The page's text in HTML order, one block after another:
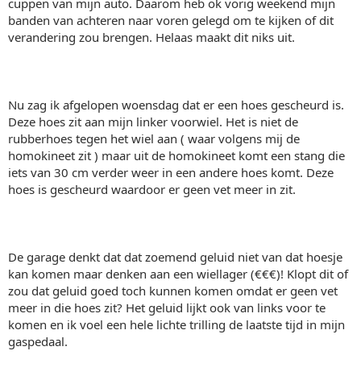
banden van achteren naar voren gelegd om te kijken of dit
verandering zou brengen. Helaas maakt dit niks uit.
Nu zag ik afgelopen woensdag dat er een hoes gescheurd is.
Deze hoes zit aan mijn linker voorwiel. Het is niet de
rubberhoes tegen het wiel aan ( waar volgens mij de
homokineet zit ) maar uit de homokineet komt een stang die
iets van 30 cm verder weer in een andere hoes komt. Deze
hoes is gescheurd waardoor er geen vet meer in zit.
De garage denkt dat dat zoemend geluid niet van dat hoesje
kan komen maar denken aan een wiellager (€€€)! Klopt dit of
zou dat geluid goed toch kunnen komen omdat er geen vet
meer in die hoes zit? Het geluid lijkt ook van links voor te
komen en ik voel een hele lichte trilling de laatste tijd in mijn
gaspedaal.